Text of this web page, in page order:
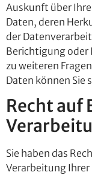
Auskunft über
Daten, deren
der
Berichtigung oder
zu weiteren
Daten können Sie
Recht auf
Sie haben das
Verarbeitung Ihrer